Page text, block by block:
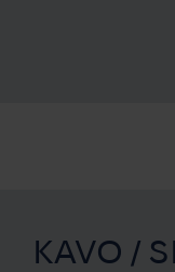
KAVO /